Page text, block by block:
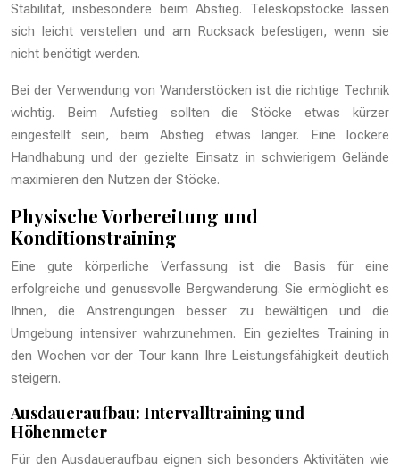
Stabilität, insbesondere beim Abstieg. Teleskopstöcke lassen
sich leicht verstellen und am Rucksack befestigen, wenn sie
nicht benötigt werden.
Bei der Verwendung von Wanderstöcken ist die richtige Technik
wichtig. Beim Aufstieg sollten die Stöcke etwas kürzer
eingestellt sein, beim Abstieg etwas länger. Eine lockere
Handhabung und der gezielte Einsatz in schwierigem Gelände
maximieren den Nutzen der Stöcke.
Physische Vorbereitung und
Konditionstraining
Eine gute körperliche Verfassung ist die Basis für eine
erfolgreiche und genussvolle Bergwanderung. Sie ermöglicht es
Ihnen, die Anstrengungen besser zu bewältigen und die
Umgebung intensiver wahrzunehmen. Ein gezieltes Training in
den Wochen vor der Tour kann Ihre Leistungsfähigkeit deutlich
steigern.
Ausdaueraufbau: Intervalltraining und
Höhenmeter
Für den Ausdaueraufbau eignen sich besonders Aktivitäten wie